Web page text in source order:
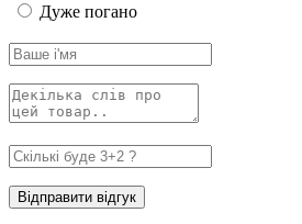
Дуже погано